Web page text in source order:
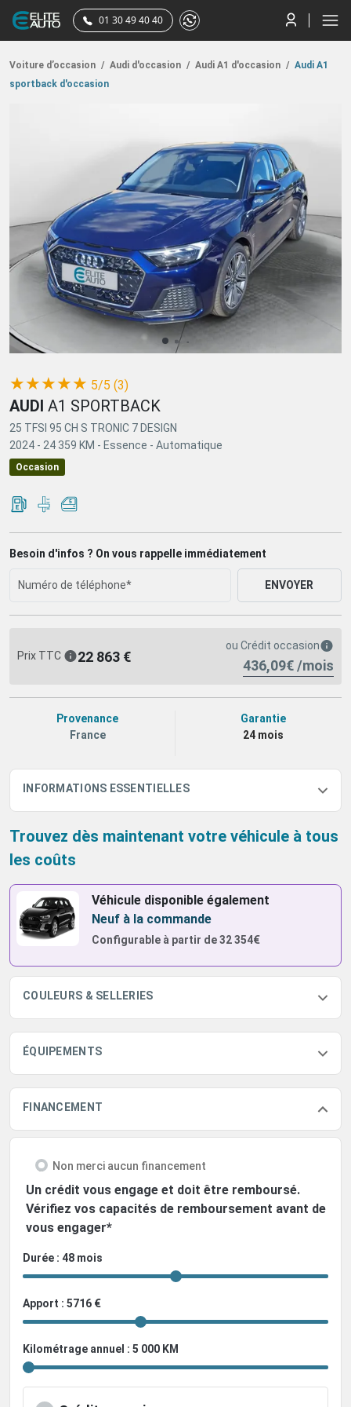
01 30 49 40 40
Voiture d’occasion / Audi d'occasion / Audi A1 d'occasion / Audi A1
sportback d'occasion
(*)
★
(*)★
(*) ★
(*) ★
(*) ★ 5/5 (3)
AUDI A1 SPORTBACK
25 TFSI 95 CH S TRONIC 7 DESIGN
2024 - 24 359 KM - Essence - Automatique
Occasion
Besoin d'infos ? On vous rappelle immédiatement
ENVOYER
Prix TTC 22 863 €
ou Crédit occasion
436,09€ /mois
Provenance
France
Garantie
24 mois
INFORMATIONS ESSENTIELLES
Trouvez dès maintenant votre véhicule à tous
les coûts
Véhicule disponible également
Neuf à la commande
Configurable à partir de32 354€
COULEURS & SELLERIES
ÉQUIPEMENTS
FINANCEMENT
Non merci aucun financement
Un crédit vous engage et doit être remboursé.
Vérifiez vos capacités de remboursement avant de
vous engager*
Durée : 48 mois
Apport : 5716 €
Kilométrage annuel : 5 000 KM